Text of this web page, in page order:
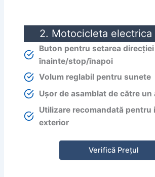
2. Motocicleta electrica
Buton pentru setarea direcției
înainte/stop/înapoi
Volum reglabil pentru sunete
Ușor de asamblat de către un
Utilizare recomandată pentru
exterior
Verifică Prețul